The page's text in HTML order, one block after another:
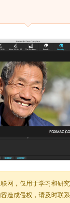
网，仅用于学习和研
造成侵权，请及时联系